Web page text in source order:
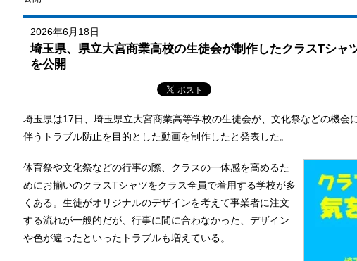
2026年6月18日
埼玉県、県立大宮商業高校の生徒会が制作したクラスTシャ
を公開
埼玉県は17日、埼玉県立大宮商業高等学校の生徒会が、文化祭などの機会
伴うトラブル防止を目的とした動画を制作したと発表した。
体育祭や文化祭などの行事の際、クラスの一体感を高めるた
めにお揃いのクラスTシャツをクラス全員で着用する学校が多
くある。生徒がオリジナルのデザインを考えて事業者に注文
する流れが一般的だが、行事に間に合わなかった、デザイン
や色が違ったといったトラブルも増えている。